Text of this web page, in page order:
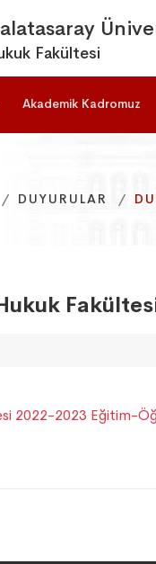
Fakültesi
Akademik Kadromuz
DUYURULAR
DUYURULAR
DUYURULAR
2022-2023 Eğitim-